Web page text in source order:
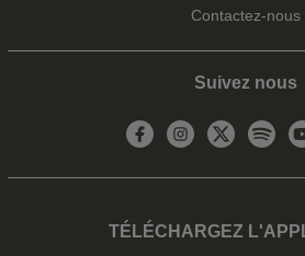
Contactez-nous
Suivez nous
TÉLÉCHARGEZ